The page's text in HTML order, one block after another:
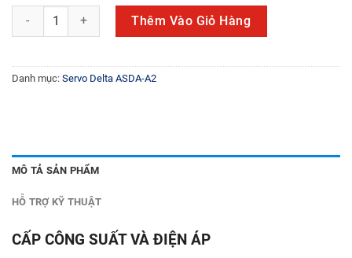
ECMA-F11830RS số lượngThêm Vào Giỏ Hàng
Danh mục: Servo Delta ASDA-A2
MÔ TẢ SẢN PHẨM
HỖ TRỢ KỸ THUẬT
CẤP CÔNG SUẤT VÀ ĐIỆN ÁP